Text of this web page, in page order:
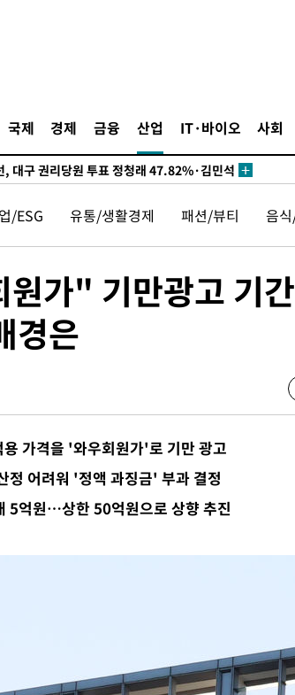
국제 경제 금융 산업 IT·바이오 사회
이강인, 맨시티전 선발 대신 '벤치 시작'
투표 합산 김민석 48.54%로 승리…정청래
원투표…강원·경북 김민석, 대구 정청래 승리
, 대구 권리당원 투표 정청래 47.82%·김민석
구협회 성 접대 의혹 심판 조사"
제주삼다수 역전 우승…데뷔 10년 차에 첫
기 침묵…LAFC, 톨루카에 1-0 승리(종합)
, 톨루카전 68분만 뛰고 슈팅 0개
마드리드 입단식…'전례 없는 특급대우'
취임 하루만에 차량폭탄 폭발 사건
3국 방위협정은 이란이 목표 아냐 " 밝혀
레바논 남부에서 레바논군 3명 폭발로 부상
자 평화 2차 15개조 평화안 '거부'
타이저우시 해안에 상륙 (1보)
, 대구 권리당원 투표 정청래 47.82%·김민석
, 강원 권리당원 투표 김민석 승리…50.30%
/ESG 유통/생활경제 패션/뷰티 음
원가" 기만광고 기
경은
가격을 '와우회원가'로 기만 광고
정 어려워 '정액 과징금' 부과 결정
5억원…상한 50억원으로 상향 추진